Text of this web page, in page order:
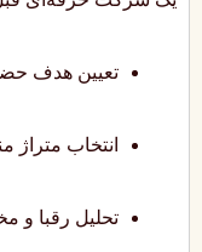
تعیین هدف
انتخاب
تحلیل رقبا